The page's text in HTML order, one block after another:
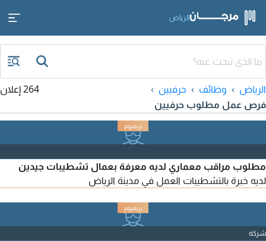
الرياض
الرياض وظائف
حرفيين
فرص عمل مطلوب حرفيين
264 إعلان
مطلوب مراقب معماري لديه معرفة بعمال تشطيبات جيدين
لديه خبرة بالتشطيبات العمل في مدينة الرياض
شركة